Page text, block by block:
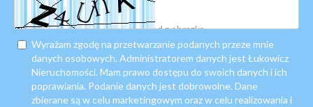
Wyrażam zgodę na przetwarzanie podanych przeze mnie
danych osobowych. Administratorem danych jest Łukowicz
Nieruchomości. Mam prawo dostępu do swoich danych i ich
poprawiania. Podanie danych jest dobrowolne. Dane
zbierane są w celu marketingowym oraz w celu realizowania i